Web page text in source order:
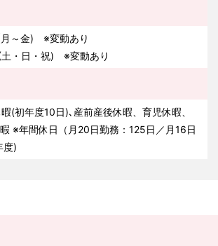
～金) ※変動あり
・日・祝) ※変動あり
(初年度10⽇)､産前産後休暇、育児休暇、
※年間休⽇（⽉20⽇勤務：125⽇／⽉16⽇
度)